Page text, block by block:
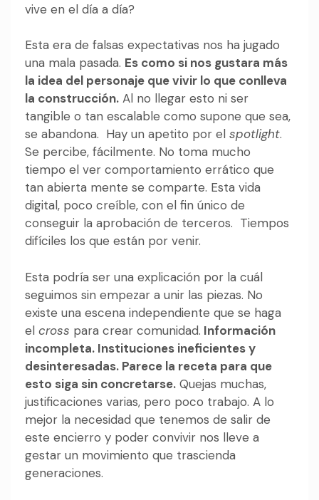
vive en el día a día?
Esta era de falsas expectativas nos ha jugado
una mala pasada. Es como si nos gustara más
la idea del personaje que vivir lo que conlleva
la construcción. Al no llegar esto ni ser
tangible o tan escalable como supone que sea,
se abandona. Hay un apetito por el spotlight.
Se percibe, fácilmente. No toma mucho
tiempo el ver comportamiento errático que
tan abierta mente se comparte. Esta vida
digital, poco creíble, con el fin único de
conseguir la aprobación de terceros. Tiempos
difíciles los que están por venir.
Esta podría ser una explicación por la cuál
seguimos sin empezar a unir las piezas. No
existe una escena independiente que se haga
el cross para crear comunidad. Información
incompleta. Instituciones ineficientes y
desinteresadas. Parece la receta para que
esto siga sin concretarse. Quejas muchas,
justificaciones varias, pero poco trabajo. A lo
mejor la necesidad que tenemos de salir de
este encierro y poder convivir nos lleve a
gestar un movimiento que trascienda
generaciones.